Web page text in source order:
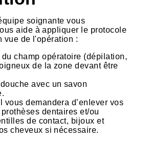
soignante vous
aide à appliquer le protocole
vue de l'opération :
du champ opératoire (dépilation,
de la zone devant être
avec un savon
vous demandera d’enlever vos
dentaires et/ou
de contact, bijoux et
cheveux si nécessaire.